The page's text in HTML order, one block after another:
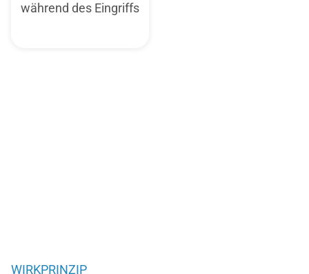
während des Eingriffs
WIRKPRINZIP